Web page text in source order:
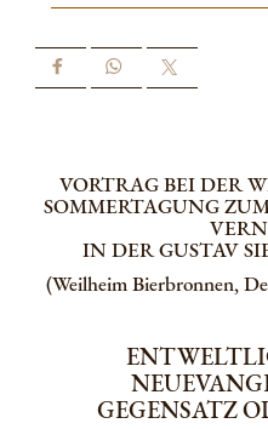
VORTRAG BEI DER
SOMMERTAGUNG
IN DER GUSTAV
(Weilheim Bierbronnen,
GEGENSATZ